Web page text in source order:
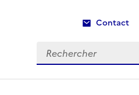
Contact
Rechercher